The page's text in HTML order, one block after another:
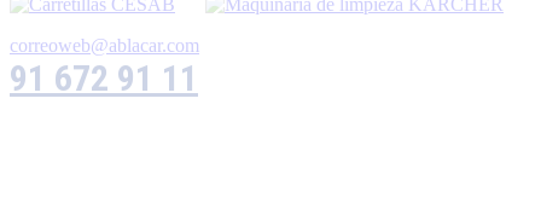
correoweb@ablacar.com
91 672 91 11